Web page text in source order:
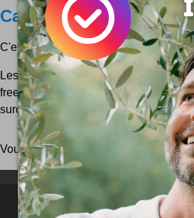
Casque Disco
C'est LE accessoire WTF qui vous
Les boules à facettes sont à la
freelance : un must incontournable
surcroit on peut se la coller sur la tête,
Vous pouvez aussi parcourir le blog
NEWSLETTER